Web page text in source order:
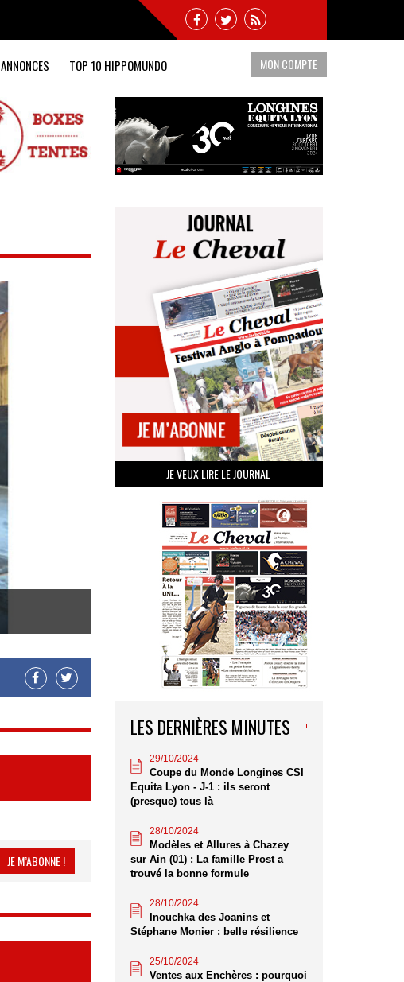
ANNONCES TOP 10 HIPPOMUNDO MON COMPTE
JE M’ABONNE !
JE VEUX LIRE LE JOURNAL
LES DERNIÈRES MINUTES
29/10/2024
Coupe du Monde Longines CSI
Equita Lyon - J-1 : ils seront
(presque) tous là
28/10/2024
Modèles et Allures à Chazey
sur Ain (01) : La famille Prost a
trouvé la bonne formule
28/10/2024
Inouchka des Joanins et
Stéphane Monier : belle résilience
25/10/2024
Ventes aux Enchères : pourquoi